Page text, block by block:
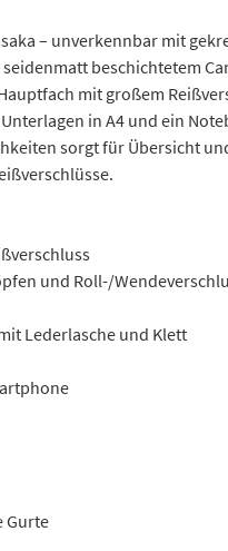
– unverkennbar mit
beschichtetem
mit großem
in A4 und ein
sorgt für Übersicht
und Roll-/
Lederlasche und Klett
Gurte